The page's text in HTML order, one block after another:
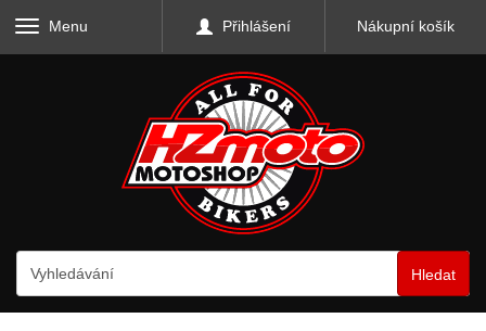
Menu Přihlášení Nákupní košík
Hledat